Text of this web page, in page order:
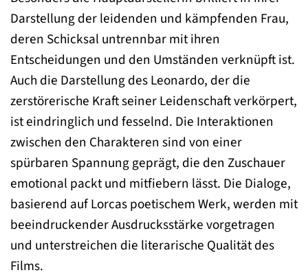
Darstellung der leidenden und kämpfenden Frau,
deren Schicksal untrennbar mit ihren
Entscheidungen und den Umständen verknüpft ist.
Auch die Darstellung des Leonardo, der die
zerstörerische Kraft seiner Leidenschaft verkörpert,
ist eindringlich und fesselnd. Die Interaktionen
zwischen den Charakteren sind von einer
spürbaren Spannung geprägt, die den Zuschauer
emotional packt und mitfiebern lässt. Die Dialoge,
basierend auf Lorcas poetischem Werk, werden mit
beeindruckender Ausdrucksstärke vorgetragen
und unterstreichen die literarische Qualität des
Films.